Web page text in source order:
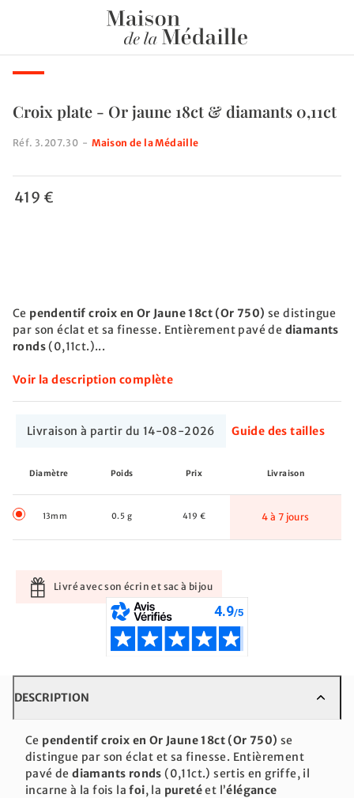
Croix plate - Or jaune 18ct & diamants 0,11ct
Réf. 3.207.30 -Maison de la Médaille
419 €
Ce pendentif croix en Or Jaune 18ct (Or 750) se distingue
par son éclat et sa finesse. Entièrement pavé de diamants
ronds(0,11ct.)...
Voir la description complète
Livraison à partir du 14-08-2026 Guide des tailles
Diamètre Poids Prix Livraison
13mm 0.5 g 419 € 4 à 7 jours
Livré avec son écrin et sac à bijou
DESCRIPTION
Ce pendentif croix en Or Jaune 18ct (Or 750) se
distingue par son éclat et sa finesse. Entièrement
pavé dediamants ronds (0,11ct.) sertis en griffe, il
incarne à la fois lafoi, la puretéet l’élégance